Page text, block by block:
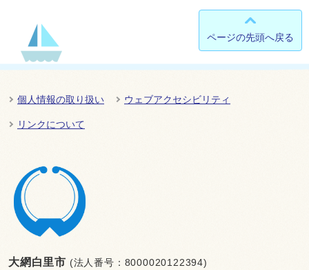
ページの先頭へ戻る
個人情報の取り扱い ウェブアクセシビリティ
リンクについて
大網白里市 (法人番号：8000020122394)